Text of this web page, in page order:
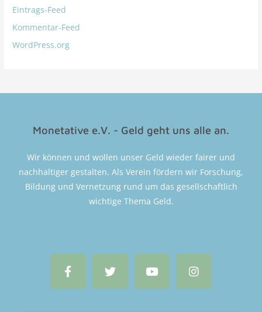
Eintrags-Feed
Kommentar-Feed
WordPress.org
Monetative e.V. - Geld geht uns alle an.
Wir können und wollen unser Geld wieder fairer und
nachhaltiger gestalten. Als Verein fördern wir Forschung,
Bildung und Vernetzung rund um das gesellschaftlich
wichtige Thema Geld.